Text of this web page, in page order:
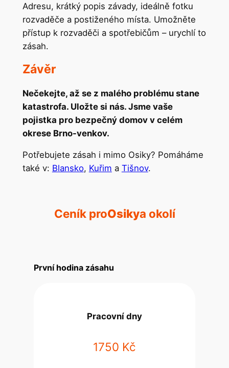
Adresu, krátký popis závady, ideálně fotku
rozvaděče a postiženého místa. Umožněte
přístup k rozvaděči a spotřebičům – urychlí to
zásah.
Závěr
Nečekejte, až se z malého problému stane
katastrofa. Uložte si nás. Jsme vaše
pojistka pro bezpečný domov v celém
okrese Brno-venkov.
Potřebujete zásah i mimo Osiky? Pomáháme
také v: Blansko, Kuřim a Tišnov.
Ceník proOsikya okolí
První hodina zásahu
Pracovní dny
1750 Kč